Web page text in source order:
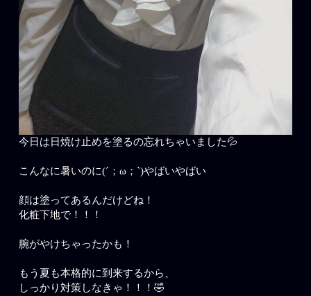
今日は日焼け止めを塗るの忘れちゃいました💦
こんなに暑いのに(´；ω；`)やばいやばい
顔は塗ってあるんだけどね！
化粧下地で！！！
腕がやけちゃったかも！
もう夏も本格的に到来するから、
しっかり対策しなきゃ！！！🤣